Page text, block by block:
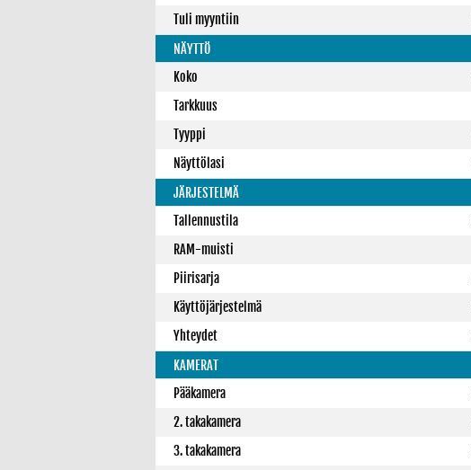
Tuli myyntiin
NÄYTTÖ
Koko
Tarkkuus
Tyyppi
Näyttölasi
JÄRJESTELMÄ
Tallennustila
RAM-muisti
Piirisarja
Käyttöjärjestelmä
Yhteydet
KAMERAT
Pääkamera
2. takakamera
3. takakamera